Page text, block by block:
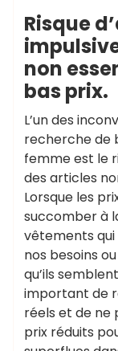
Risque
non
bas prix.
L’un des
recherche de
femme est le
des articles
Lorsque les
succomber à
vêtements
nos besoins
qu’ils
important de
réels et de ne
prix réduits